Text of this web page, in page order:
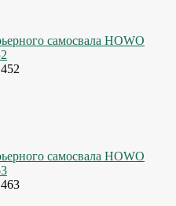
самосвала HOWO
самосвала HOWO